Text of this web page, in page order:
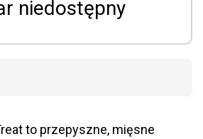
niedostępny
to przepyszne, mięsne